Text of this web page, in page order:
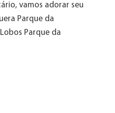
vamos adorar seu
Parque da
Parque da